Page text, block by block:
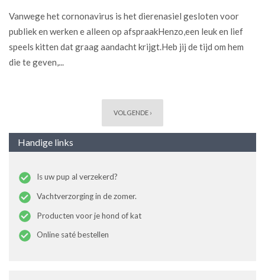
Vanwege het cornonavirus is het dierenasiel gesloten voor
publiek en werken e alleen op afspraakHenzo,een leuk en lief
speels kitten dat graag aandacht krijgt.Heb jij de tijd om hem
die te geven,...
VOLGENDE ›
Handige links
Is uw pup al verzekerd?
Vachtverzorging in de zomer.
Producten voor je hond of kat
Online saté bestellen